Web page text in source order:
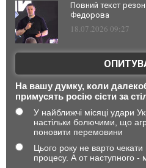
Повний текст
Федорова
18.07.2026 09:27
На вашу думку, коли
примусять росію сісти за
У найближчі місяці удари
настільки болючими, що
поновити перемовини
Цього року не варто
процесу. А от наступного -